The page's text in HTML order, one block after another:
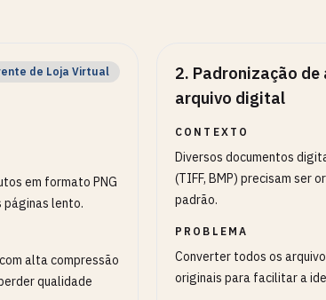
de Loja Virtual
em formato PNG
páginas lento.
alta compressão
qualidade
2. Padronização de
arquivo digital
CONTEXTO
Diversos documentos
(TIFF, BMP) precisam ser
padrão.
PROBLEMA
Converter todos os
originais para facilitar a